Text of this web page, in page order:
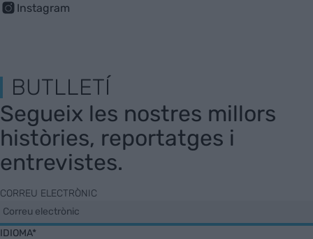
Instagram
BUTLLETÍ
Segueix les nostres millors
històries, reportatges i
entrevistes.
CORREU ELECTRÒNIC
IDIOMA*